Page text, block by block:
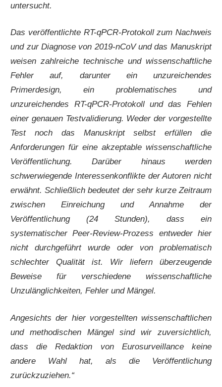
untersucht.
Das veröffentlichte RT-qPCR-Protokoll zum Nachweis
und zur Diagnose von 2019-nCoV und das Manuskript
weisen zahlreiche technische und wissenschaftliche
Fehler auf, darunter ein unzureichendes
Primerdesign, ein problematisches und
unzureichendes RT-qPCR-Protokoll und das Fehlen
einer genauen Testvalidierung. Weder der vorgestellte
Test noch das Manuskript selbst erfüllen die
Anforderungen für eine akzeptable wissenschaftliche
Veröffentlichung. Darüber hinaus werden
schwerwiegende Interessenkonflikte der Autoren nicht
erwähnt. Schließlich bedeutet der sehr kurze Zeitraum
zwischen Einreichung und Annahme der
Veröffentlichung (24 Stunden), dass ein
systematischer Peer-Review-Prozess entweder hier
nicht durchgeführt wurde oder von problematisch
schlechter Qualität ist. Wir liefern überzeugende
Beweise für verschiedene wissenschaftliche
Unzulänglichkeiten, Fehler und Mängel.
Angesichts der hier vorgestellten wissenschaftlichen
und methodischen Mängel sind wir zuversichtlich,
dass die Redaktion von Eurosurveillance keine
andere Wahl hat, als die Veröffentlichung
zurückzuziehen.“